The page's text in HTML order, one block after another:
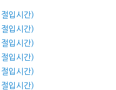
입시간)
입시간)
입시간)
입시간)
입시간)
입시간)